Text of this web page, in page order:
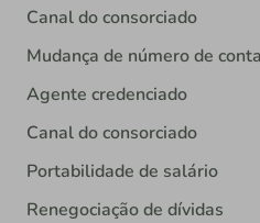
Canal do consorciado
Mudança de número de conta
Agente credenciado
Canal do consorciado
Portabilidade de salário
Renegociação de dívidas